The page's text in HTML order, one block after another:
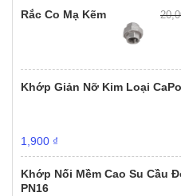
Rắc Co Mạ Kẽm
Khớp Giản Nỡ Kim Loại
Giá
gốc
là:
9,000 ₫.
1,900 ₫
hiện
tại
Khớp Nối Mềm Cao Su Cầu
PN16